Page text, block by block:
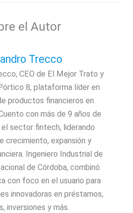
el Autor
Trecco
CEO de El Mejor Trato y
8, plataforma líder en
productos financieros en
con más de 9 años de
el sector fintech, liderando
crecimiento, expansión y
Ingeniero Industrial de
de Córdoba, combinó
con foco en el usuario para
innovadoras en préstamos,
inversiones y más.